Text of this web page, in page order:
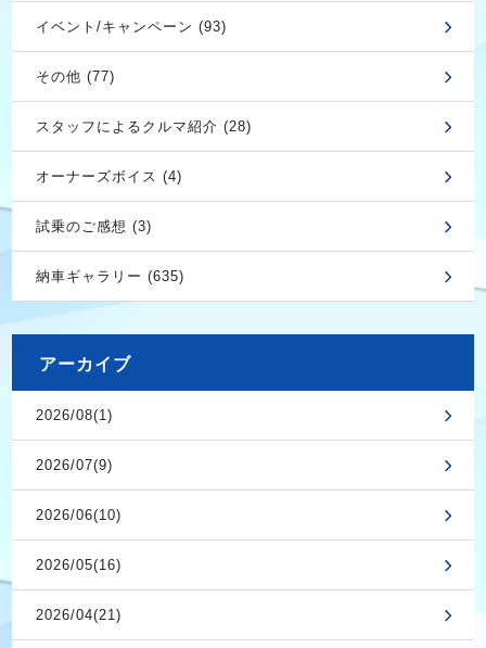
イベント/キャンペーン (93)
その他 (77)
スタッフによるクルマ紹介 (28)
オーナーズボイス (4)
試乗のご感想 (3)
納車ギャラリー (635)
アーカイブ
2026/08(1)
2026/07(9)
2026/06(10)
2026/05(16)
2026/04(21)